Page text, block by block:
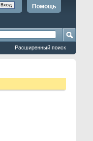
Помощь
Расширенный поиск